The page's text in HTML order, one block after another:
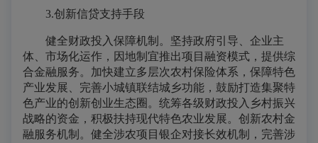
3.创新信贷支持手段
健全财政投入保障机制。坚持政府引导、企业主
体、市场化运作，因地制宜推出项目融资模式，提供综
合金融服务。加快建立多层次农村保险体系，保障特色
产业发展、完善小城镇联结城乡功能，鼓励打造集聚特
色产业的创新创业生态圈。统筹各级财政投入乡村振兴
战略的资金，积极扶持现代特色农业发展。创新农村金
融服务机制。健全涉农项目银企对接长效机制，完善涉